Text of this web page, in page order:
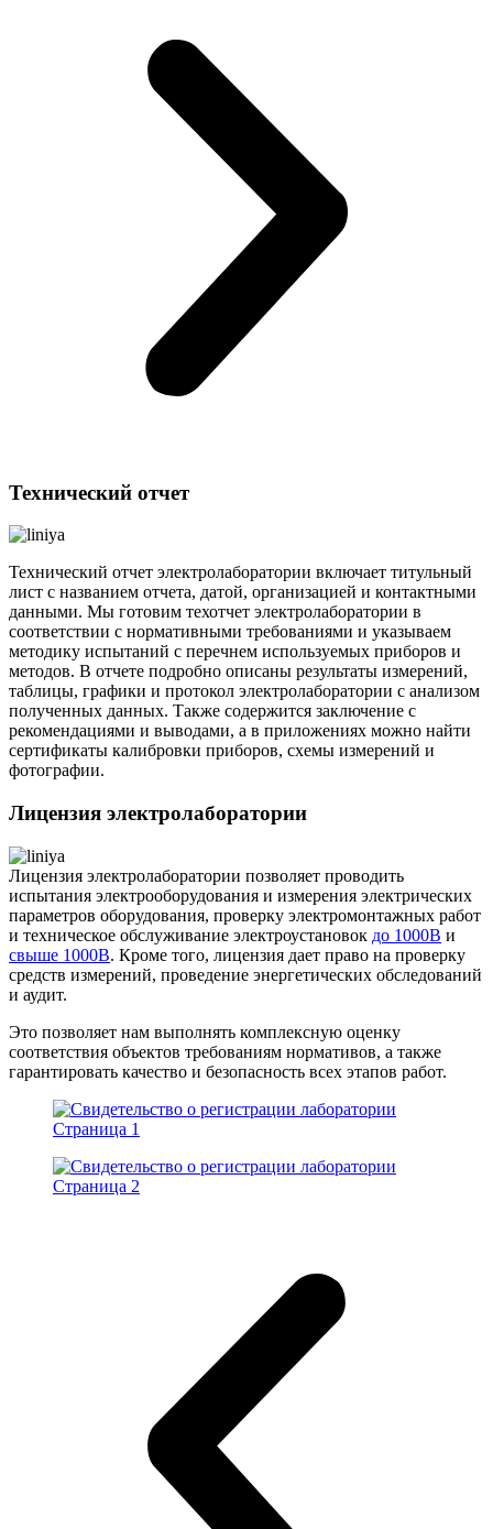
Технический отчет
Технический отчет электролаборатории включает титульный
лист с названием отчета, датой, организацией и контактными
данными. Мы готовим техотчет электролаборатории в
соответствии с нормативными требованиями и указываем
методику испытаний с перечнем используемых приборов и
методов. В отчете подробно описаны результаты измерений,
таблицы, графики и протокол электролаборатории с анализом
полученных данных. Также содержится заключение с
рекомендациями и выводами, а в приложениях можно найти
сертификаты калибровки приборов, схемы измерений и
фотографии.
Лицензия электролаборатории
Лицензия электролаборатории позволяет проводить
испытания электрооборудования и измерения электрических
параметров оборудования, проверку электромонтажных работ
и техническое обслуживание электроустановок до 1000В и
свыше 1000В. Кроме того, лицензия дает право на проверку
средств измерений, проведение энергетических обследований
и аудит.
Это позволяет нам выполнять комплексную оценку
соответствия объектов требованиям нормативов, а также
гарантировать качество и безопасность всех этапов работ.